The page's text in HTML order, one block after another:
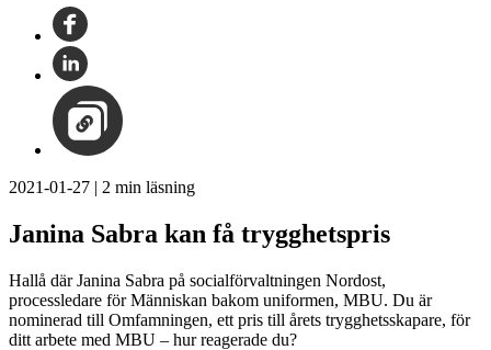
2021-01-27 | 2 min läsning
Janina Sabra kan få trygghetspris
Hallå där Janina Sabra på socialförvaltningen Nordost,
processledare för Människan bakom uniformen, MBU. Du är
nominerad till Omfamningen, ett pris till årets trygghetsskapare, för
ditt arbete med MBU – hur reagerade du?